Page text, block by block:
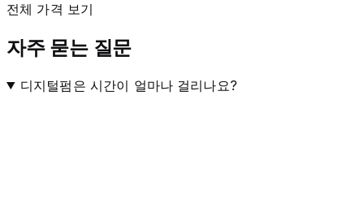
전체 가격 보기
자주 묻는 질문
디지털펌은 시간이 얼마나 걸리나요?